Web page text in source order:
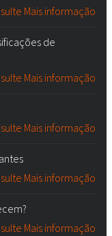
Mais informação
de
Mais informação
Mais informação
Mais informação
Mais informação